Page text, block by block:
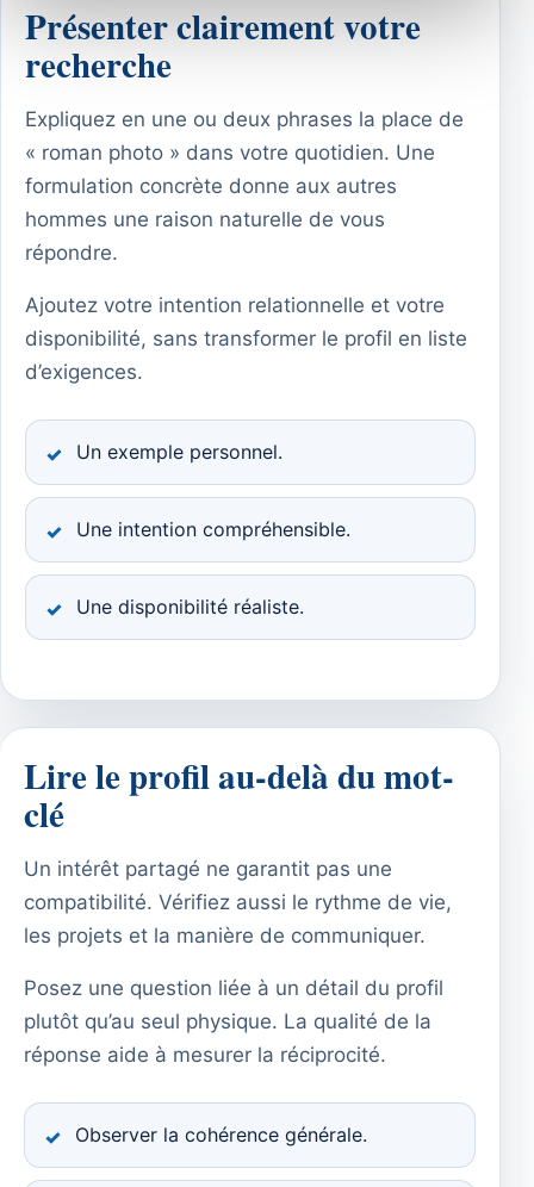
Présenter clairement votre
recherche
Expliquez en une ou deux phrases la place de
« roman photo » dans votre quotidien. Une
formulation concrète donne aux autres
hommes une raison naturelle de vous
répondre.
Ajoutez votre intention relationnelle et votre
disponibilité, sans transformer le profil en liste
d’exigences.
Un exemple personnel.
Une intention compréhensible.
Une disponibilité réaliste.
Lire le profil au-delà du mot-
clé
Un intérêt partagé ne garantit pas une
compatibilité. Vérifiez aussi le rythme de vie,
les projets et la manière de communiquer.
Posez une question liée à un détail du profil
plutôt qu’au seul physique. La qualité de la
réponse aide à mesurer la réciprocité.
Observer la cohérence générale.